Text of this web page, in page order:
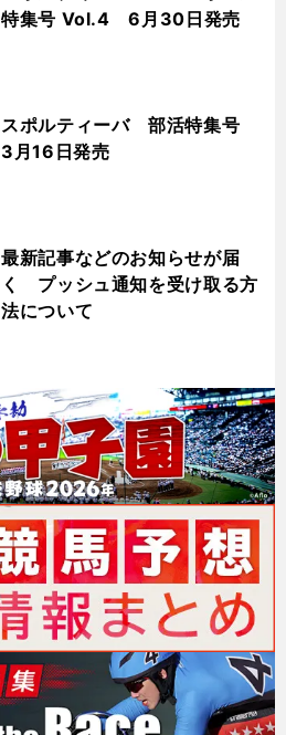
特集号 Vol.4 6月30日発売
スポルティーバ 部活特集号
3月16日発売
最新記事などのお知らせが届
く プッシュ通知を受け取る方
法について